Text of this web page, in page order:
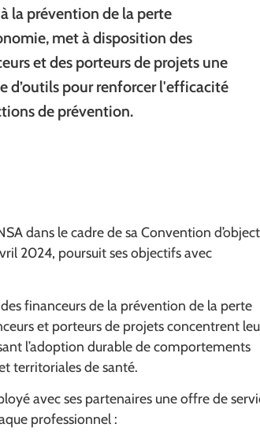
la prévention de la perte
met à disposition des
et des porteurs de projets une
d’outils pour renforcer l'efficacité
de prévention.
dans le cadre de sa Convention
2024, poursuit ses objectifs avec
financeurs de la prévention de la perte
et porteurs de projets concentrent
l’adoption durable de comportements
territoriales de santé.
avec ses partenaires une offre de
professionnel :